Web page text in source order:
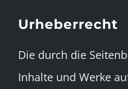
Urheberrecht
Die durch die
Inhalte und Werke